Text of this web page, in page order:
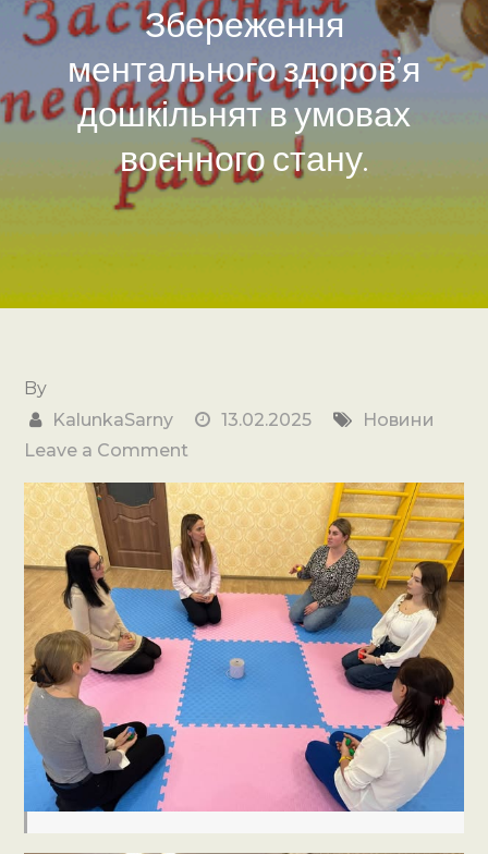
Збереження
ментального здоров’я
дошкільнят в умовах
воєнного стану.
By
KalunkaSarny
13.02.2025
Новини
Leave a Comment
Збереження
ментального
здоров’я
дошкільнят
в
умовах
воєнного